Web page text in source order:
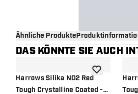
Ähnliche Produkte
DAS KÖNNTE SIE AUCH
Harrows Silika NO2 Red
Tough Crystalline Coated -
Zur